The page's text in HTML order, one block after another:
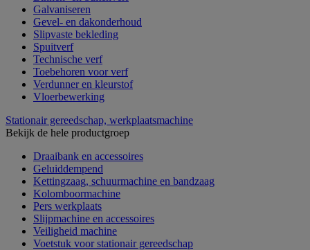
Galvaniseren
Gevel- en dakonderhoud
Slipvaste bekleding
Spuitverf
Technische verf
Toebehoren voor verf
Verdunner en kleurstof
Vloerbewerking
Stationair gereedschap, werkplaatsmachine
Bekijk de hele productgroep
Draaibank en accessoires
Geluiddempend
Kettingzaag, schuurmachine en bandzaag
Kolomboormachine
Pers werkplaats
Slijpmachine en accessoires
Veiligheid machine
Voetstuk voor stationair gereedschap